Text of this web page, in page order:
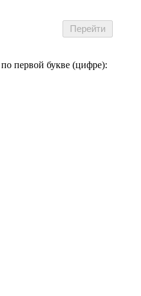
первой букве (цифре):